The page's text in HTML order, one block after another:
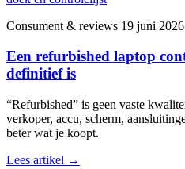
Consument & reviews 19 juni 2026
Een refurbished laptop
definitief is
“Refurbished” is geen vaste
verkoper, accu, scherm,
beter wat je koopt.
Lees artikel →